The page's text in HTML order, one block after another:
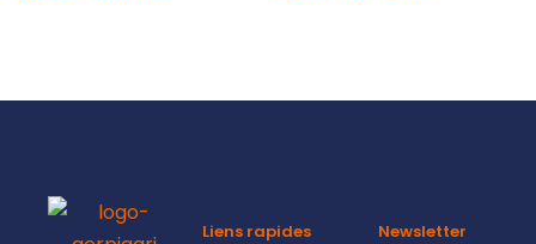
Liens rapides Newsletter